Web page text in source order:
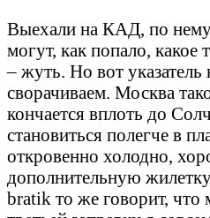
Выехали на КАД, по нему
могут, как попало, какое
– жуть. Но вот
сворачиваем. Москва
кончается вплоть до
становиться полегче в
откровенно холодно,
дополнительную
bratik то же говорит, что